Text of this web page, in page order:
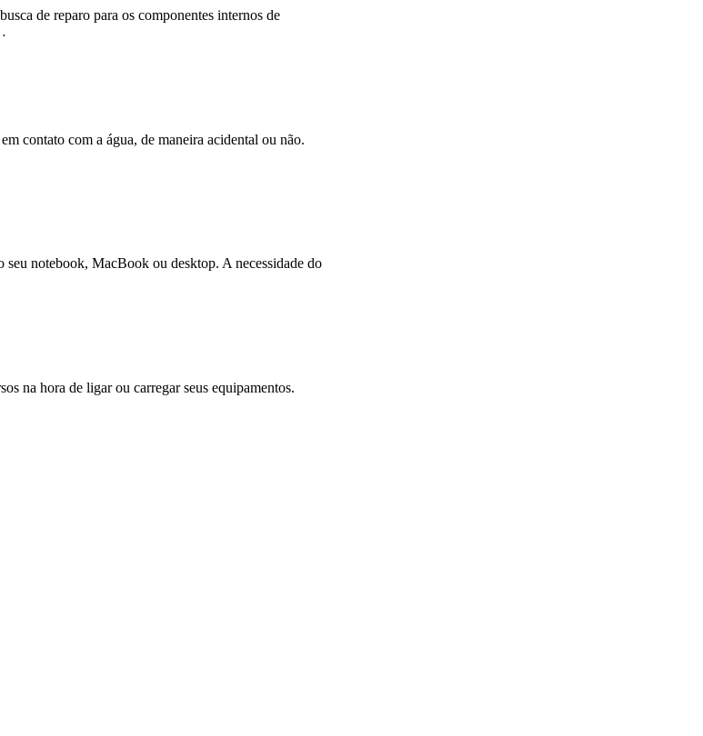
de reparo para os componentes internos de
contato com a água, de maneira acidental ou não.
notebook, MacBook ou desktop. A necessidade do
na hora de ligar ou carregar seus equipamentos.